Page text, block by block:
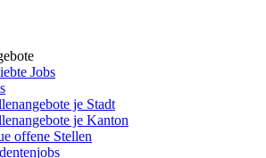
Jobs
je Stadt
je Kanton
offene Stellen